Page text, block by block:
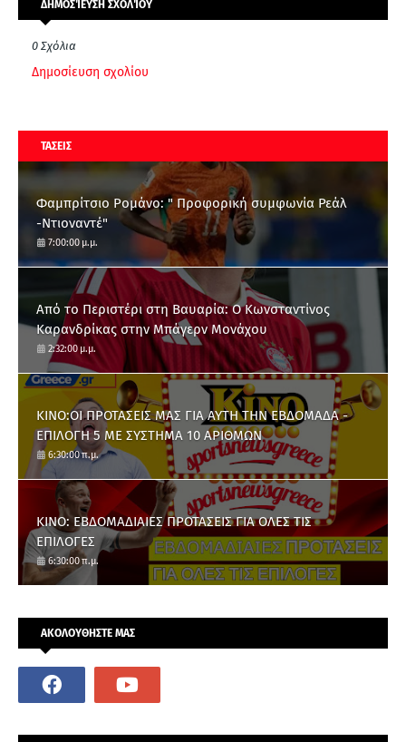
ΔΗΜΟΣΊΕΥΣΗ ΣΧΟΛΊΟΥ
0 Σχόλια
Δημοσίευση σχολίου
ΤΑΣΕΙΣ
Φαμπρίτσιο Ρομάνο: " Προφορική συμφωνία Ρεάλ
-Ντιοναντέ"
7:00:00 μ.μ.
Από το Περιστέρι στη Βαυαρία: O Κωνσταντίνος
Καρανδρίκας στην Μπάγερν Μονάχου
2:32:00 μ.μ.
ΚΙΝΟ:ΟΙ ΠΡΟΤΑΣΕΙΣ ΜΑΣ ΓΙΑ ΑΥΤΗ ΤΗΝ ΕΒΔΟΜΑΔΑ -
ΕΠΙΛΟΓΗ 5 ΜΕ ΣΥΣΤΗΜΑ 10 ΑΡΙΘΜΩΝ
6:30:00 π.μ.
ΚΙΝΟ: ΕΒΔΟΜΑΔΙΑΙΕΣ ΠΡΟΤΑΣΕΙΣ ΓΙΑ ΟΛΕΣ ΤΙΣ
ΕΠΙΛΟΓΕΣ
6:30:00 π.μ.
ΑΚΟΛΟΥΘΗΣΤΕ ΜΑΣ